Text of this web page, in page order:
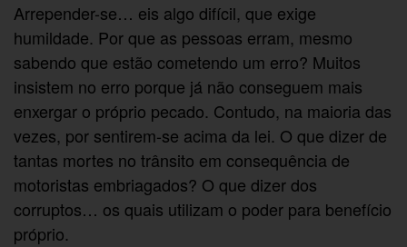
Arrepender-se… eis algo difícil, que exige
humildade. Por que as pessoas erram, mesmo
sabendo que estão cometendo um erro? Muitos
insistem no erro porque já não conseguem mais
enxergar o próprio pecado. Contudo, na maioria das
vezes, por sentirem-se acima da lei. O que dizer de
tantas mortes no trânsito em consequência de
motoristas embriagados? O que dizer dos
corruptos… os quais utilizam o poder para benefício
próprio.